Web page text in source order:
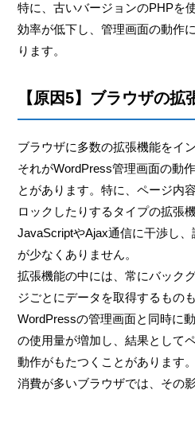
特に、古いバージョンのPHPを
効率が低下し、管理画面の動作
ります。
【原因5】ブラウザの拡
ブラウザに多数の拡張機能をイ
それがWordPress管理画面の動
とがあります。特に、ページ内
ロックしたりするタイプの拡張
JavaScriptやAjax通信に干渉し
が少なくありません。
拡張機能の中には、常にバック
ジごとにデータを取得するもの
WordPressの管理画面と同時に
の使用量が増加し、結果として
動作がもたつくことがあります
消費が多いブラウザでは、その